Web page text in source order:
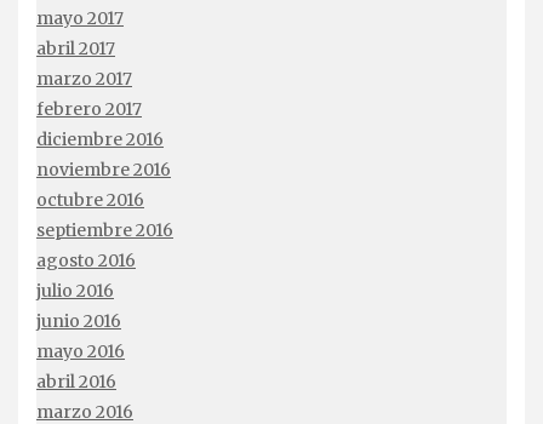
mayo 2017
abril 2017
marzo 2017
febrero 2017
diciembre 2016
noviembre 2016
octubre 2016
septiembre 2016
agosto 2016
julio 2016
junio 2016
mayo 2016
abril 2016
marzo 2016